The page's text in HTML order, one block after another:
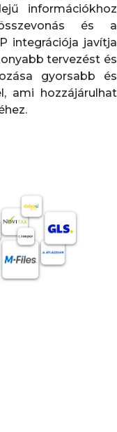
információkhoz
és a
integrációja javítja
tervezést és
gyorsabb és
ami hozzájárulhat